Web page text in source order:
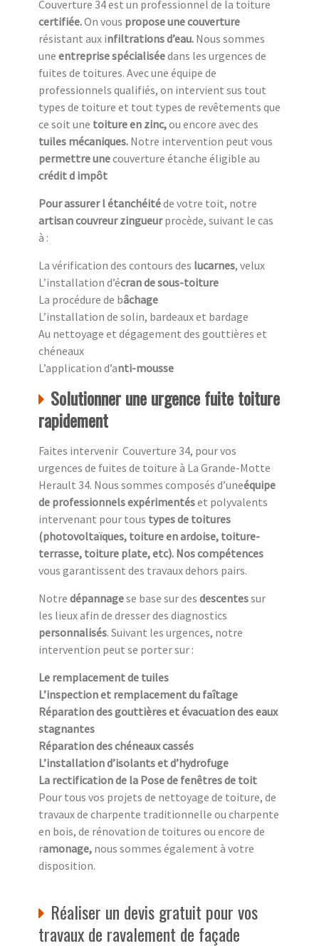
Couverture 34 est un professionnel de la toiture
certifiée.On vous propose une couverture
résistant aux infiltrations d’eau. Nous sommes
une entreprise spécialiséedans les urgences de
fuites de toitures. Avec une équipe de
professionnels qualifiés, on intervient sus tout
types de toiture et tout types de revêtements que
ce soit une toiture en zinc,ou encore avec des
tuiles mécaniques. Notre intervention peut vous
permettre unecouverture étanche éligible au
crédit d impôt
Pour assurer l étanchéitéde votre toit, notre
artisan couvreur zingueurprocède, suivant le cas
à :
La vérification des contours des lucarnes, velux
L’installation d’écran de sous-toiture
La procédure de bâchage
L’installation de solin, bardeaux et bardage
Au nettoyage et dégagement des gouttières et
chéneaux
L’application d’anti-mousse
Solutionner une urgence fuite toiture
rapidement
Faites intervenir Couverture 34, pour vos
urgences de fuites de toiture à La Grande-Motte
Herault 34. Nous sommes composés d’uneéquipe
de professionnels expérimentéset polyvalents
intervenant pour tous types de toitures
(photovoltaïques, toiture en ardoise, toiture-
terrasse, toiture plate, etc). Nos compétences
vous garantissent des travaux dehors pairs.
Notre dépannagese base sur des descentessur
les lieux afin de dresser des diagnostics
personnalisés. Suivant les urgences, notre
intervention peut se porter sur :
Le remplacement de tuiles
L’inspection et remplacement du faîtage
Réparation des gouttières et évacuation des eaux
stagnantes
Réparation des chéneaux cassés
L’installation d’isolants et d’hydrofuge
La rectification de la Pose de fenêtres de toit
Pour tous vos projets de nettoyage de toiture, de
travaux de charpente traditionnelle ou charpente
en bois, de rénovation de toitures ou encore de
ramonage, nous sommes également à votre
disposition.
Réaliser un devis gratuit pour vos
travaux de ravalement de façade